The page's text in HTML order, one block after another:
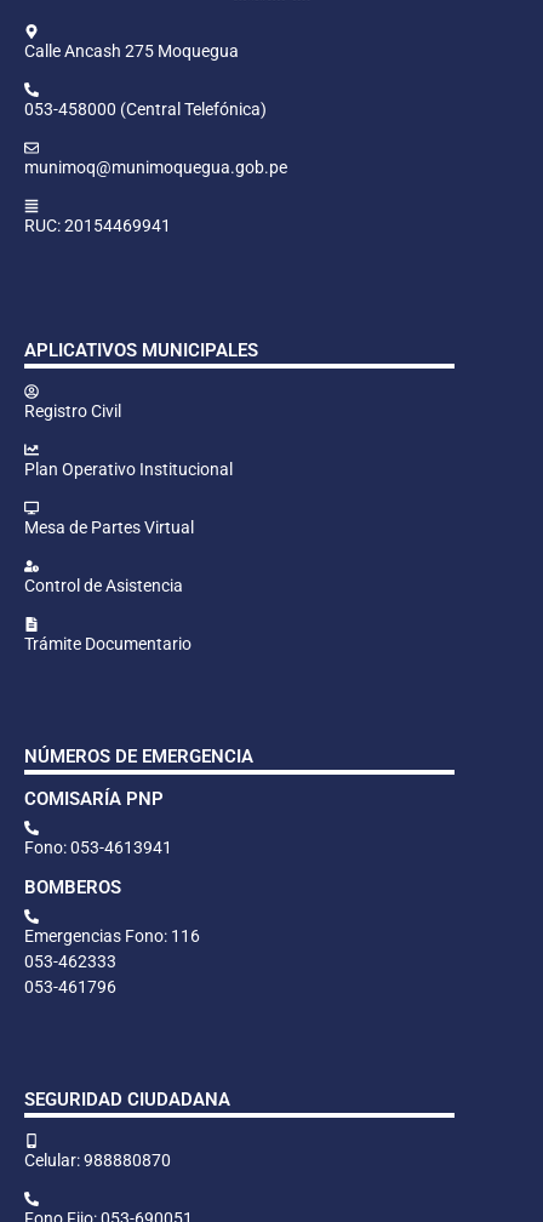
Calle Ancash 275 Moquegua
053-458000 (Central Telefónica)
munimoq@munimoquegua.gob.pe
RUC: 20154469941
APLICATIVOS MUNICIPALES
Registro Civil
Plan Operativo Institucional
Mesa de Partes Virtual
Control de Asistencia
Trámite Documentario
NÚMEROS DE EMERGENCIA
COMISARÍA PNP
Fono: 053-4613941
BOMBEROS
Emergencias Fono: 116
053-462333
053-461796
SEGURIDAD CIUDADANA
Celular: 988880870
Fono Fijo: 053-690051